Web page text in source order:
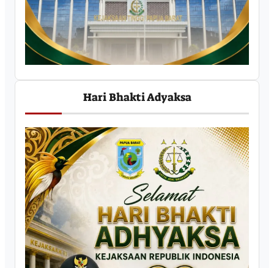
Hari Bhakti Adyaksa